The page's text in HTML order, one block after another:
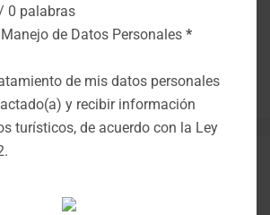
X+
0 palabras
de Datos Personales *
de mis datos personales
y recibir información
turísticos, de acuerdo con la Ley